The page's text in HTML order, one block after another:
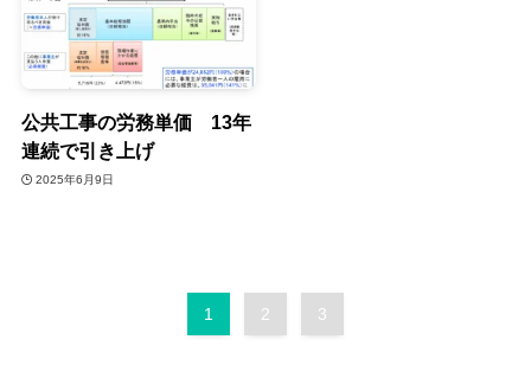
公共工事の労務単価 13年
連続で引き上げ
2025年6月9日
1 2 3